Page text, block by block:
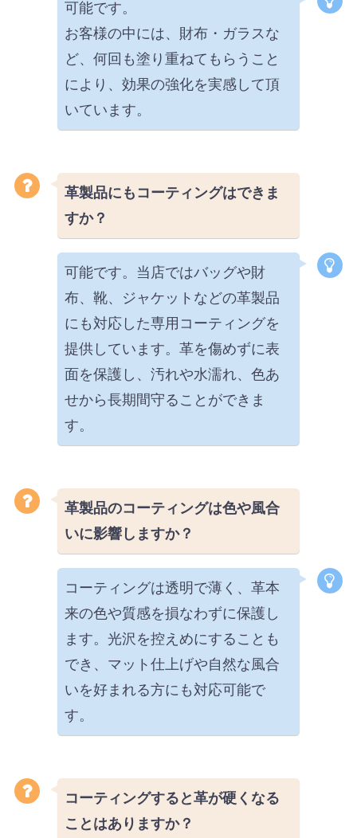
可能です。
お客様の中には、財布・ガラスな
ど、何回も塗り重ねてもらうこと
により、効果の強化を実感して頂
いています。
革製品にもコーティングはできま
すか？
可能です。当店ではバッグや財
布、靴、ジャケットなどの革製品
にも対応した専用コーティングを
提供しています。革を傷めずに表
面を保護し、汚れや水濡れ、色あ
せから長期間守ることができま
す。
革製品のコーティングは色や風合
いに影響しますか？
コーティングは透明で薄く、革本
来の色や質感を損なわずに保護し
ます。光沢を控えめにすることも
でき、マット仕上げや自然な風合
いを好まれる方にも対応可能で
す。
コーティングすると革が硬くなる
ことはありますか？